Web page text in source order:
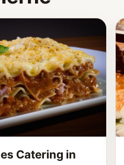
Catering in